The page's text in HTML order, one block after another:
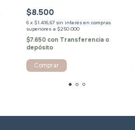
$8.500
6 x $1.416,67 sin interés
$7.650 con Transferencia o
depósito